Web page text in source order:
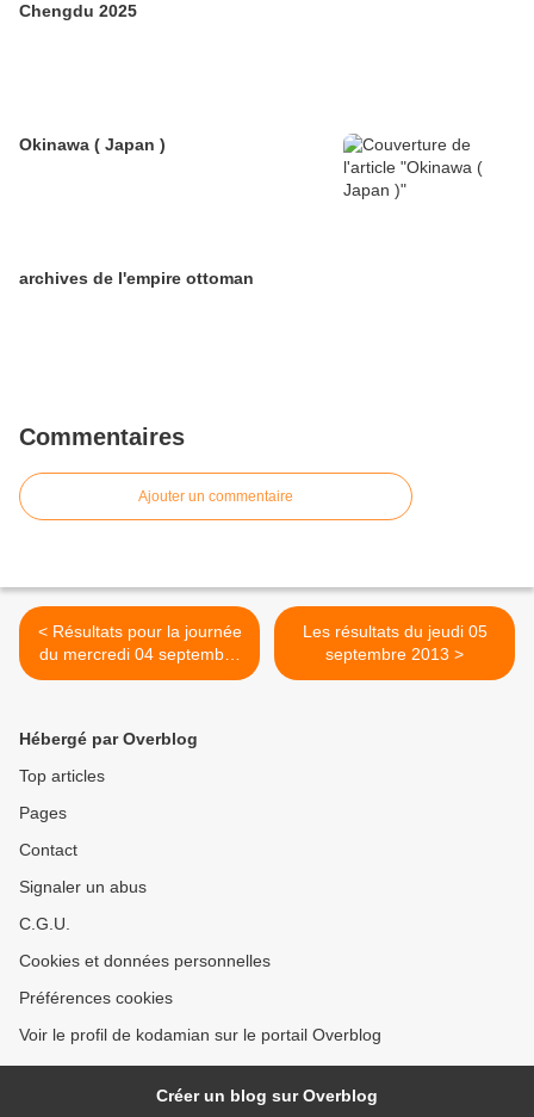
Chengdu 2025
Okinawa ( Japan )
archives de l'empire ottoman
Commentaires
Ajouter un commentaire
< Résultats pour la journée
du mercredi 04 septembre
2013
Les résultats du jeudi 05
septembre 2013 >
Hébergé par Overblog
Top articles
Pages
Contact
Signaler un abus
C.G.U.
Cookies et données personnelles
Préférences cookies
Voir le profil de kodamian sur le portail Overblog
Créer un blog sur Overblog